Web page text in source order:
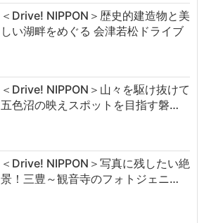
＜Drive! NIPPON＞歴史的建造物と美
しい湖畔をめぐる 会津若松ドライブ
＜Drive! NIPPON＞山々を駆け抜けて
五色沼の映えスポットを目指す磐…
＜Drive! NIPPON＞写真に残したい絶
景！三豊～観音寺のフォトジェニ…